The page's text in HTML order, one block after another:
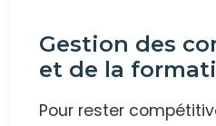
Gestion des
et de la
Pour rester